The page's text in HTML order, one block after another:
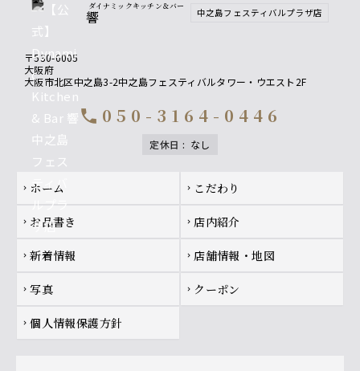
ダイナミックキッチン＆バー
響 中之島フェスティバルプラザ店
〒530-0005
大阪府
大阪市北区中之島3-2中之島フェスティバルタワー・ウエスト2F
call 050-3164-0446
定休日 : なし
Footer navigation
chevron_right ホーム chevron_right こだわり
chevron_right お品書き chevron_right 店内紹介
chevron_right 新着情報 chevron_right 店舗情報・地図
chevron_right 写真 chevron_right クーポン
chevron_right 個人情報保護方針